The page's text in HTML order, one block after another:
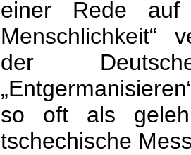
einer Rede auf
Menschlichkeit“
der
so oft als
tschechische